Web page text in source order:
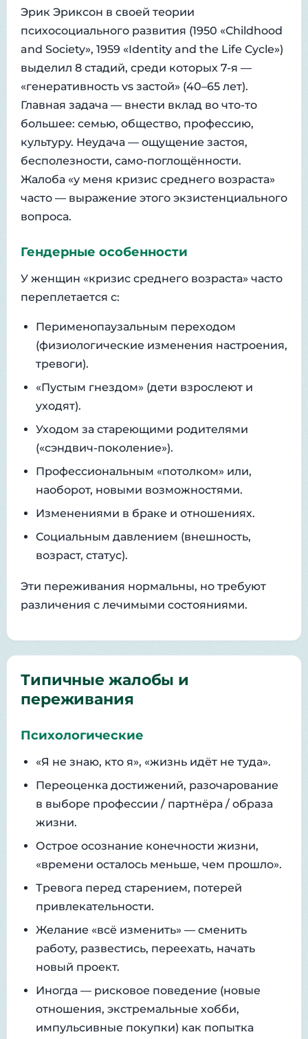
Эрик Эриксон в своей теории
психосоциального развития (1950 «Childhood
and Society», 1959 «Identity and the Life Cycle»)
выделил 8 стадий, среди которых 7-я —
«генеративность vs застой» (40–65 лет).
Главная задача — внести вклад во что-то
большее: семью, общество, профессию,
культуру. Неудача — ощущение застоя,
бесполезности, само-поглощённости.
Жалоба «у меня кризис среднего возраста»
часто — выражение этого экзистенциального
вопроса.
Гендерные особенности
У женщин «кризис среднего возраста» часто
переплетается с:
Перименопаузальным переходом
(физиологические изменения настроения,
тревоги).
«Пустым гнездом» (дети взрослеют и
уходят).
Уходом за стареющими родителями
(«сэндвич-поколение»).
Профессиональным «потолком» или,
наоборот, новыми возможностями.
Изменениями в браке и отношениях.
Социальным давлением (внешность,
возраст, статус).
Эти переживания нормальны, но требуют
различения с лечимыми состояниями.
Типичные жалобы и
переживания
Психологические
«Я не знаю, кто я», «жизнь идёт не туда».
Переоценка достижений, разочарование
в выборе профессии / партнёра / образа
жизни.
Острое осознание конечности жизни,
«времени осталось меньше, чем прошло».
Тревога перед старением, потерей
привлекательности.
Желание «всё изменить» — сменить
работу, развестись, переехать, начать
новый проект.
Иногда — рисковое поведение (новые
отношения, экстремальные хобби,
импульсивные покупки) как попытка